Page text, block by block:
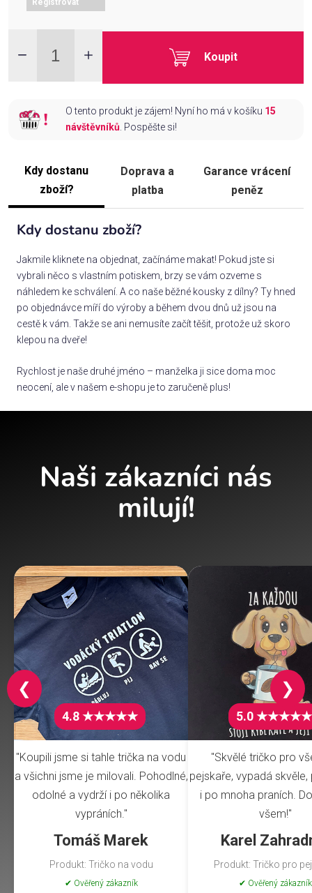
Registrovat
Koupit
O tento produkt je zájem! Nyní ho má v košíku 15
návštěvníků. Pospěšte si!
Kdy dostanu
zboží?
Doprava a
platba
Garance vrácení
peněz
Kdy dostanu zboží?
Jakmile kliknete na objednat, začínáme makat! Pokud jste si
vybrali něco s vlastním potiskem, brzy se vám ozveme s
náhledem ke schválení. A co naše běžné kousky z dílny? Ty hned
po objednávce míří do výroby a během dvou dnů už jsou na
cestě k vám. Takže se ani nemusíte začít těšit, protože už skoro
klepou na dveře!
Rychlost je naše druhé jméno – manželka ji sice doma moc
neocení, ale v našem e-shopu je to zaručeně plus!
Naši zákazníci nás
milují!
4.8 ★★★★★
"Koupili jsme si tahle trička na vodu
a všichni jsme je milovali. Pohodlné,
odolné a vydrží i po několika
vypráních."
Tomáš Marek
Produkt: Tričko na vodu
✔ Ověřený zákazník
5.0 ★★★★★
"Skvělé tričko pro
pejskaře, vypadá
i po mnoha praních.
všem!"
Karel
Produkt: Tričko pro
✔ Ověřený zákazník
❮ ❯